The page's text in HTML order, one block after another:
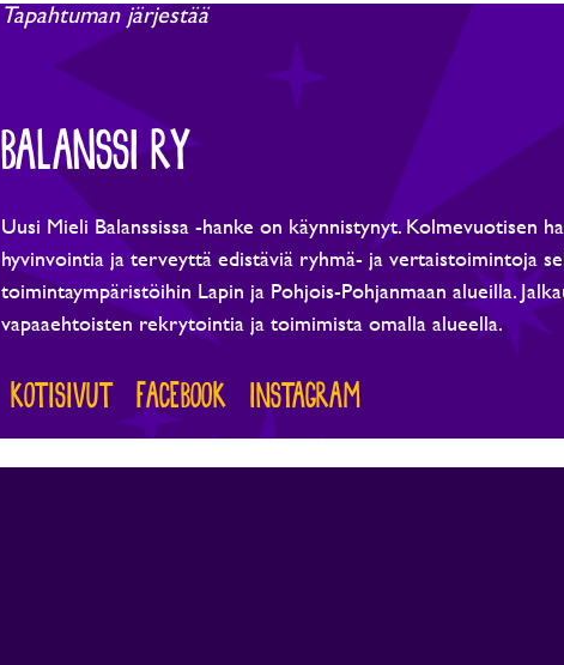
Tapahtuman järjestää
BALANSSI RY
Uusi Mieli Balanssissa -hanke on käynnistynyt. Kolmevuotisen
hyvinvointia ja terveyttä edistäviä ryhmä- ja vertaistoimintoja
toimintaympäristöihin Lapin ja Pohjois-Pohjanmaan alueilla.
vapaaehtoisten rekrytointia ja toimimista omalla alueella.
KOTISIVUT FACEBOOK INSTAGRAM